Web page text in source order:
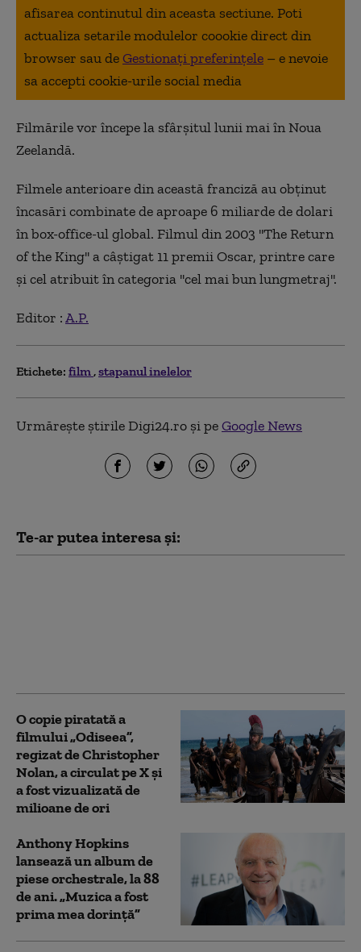
afisarea continutul din aceasta sectiune. Poti
actualiza setarile modulelor coookie direct din
browser sau deGestionați preferințele – e nevoie
sa accepti cookie-urile social media
Filmările vor începe la sfârșitul lunii mai în Noua
Zeelandă.
Filmele anterioare din această franciză au obţinut
încasări combinate de aproape 6 miliarde de dolari
în box-office-ul global. Filmul din 2003 ''The Return
of the King'' a câştigat 11 premii Oscar, printre care
şi cel atribuit în categoria ''cel mai bun lungmetraj''.
Editor :A.P.
Etichete: film stapanul inelelor
Urmărește știrile Digi24.ro și peGoogle News
Te-ar putea interesa și:
O copie piratată a
filmului „Odiseea”,
regizat de Christopher
Nolan, a circulat pe X și
a fost vizualizată de
milioane de ori
Anthony Hopkins
lansează un album de
piese orchestrale, la 88
de ani. „Muzica a fost
prima mea dorinţă”